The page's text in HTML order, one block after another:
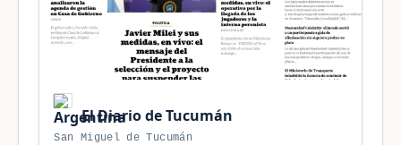
El Diario de Tucumán
San Miguel de Tucumán